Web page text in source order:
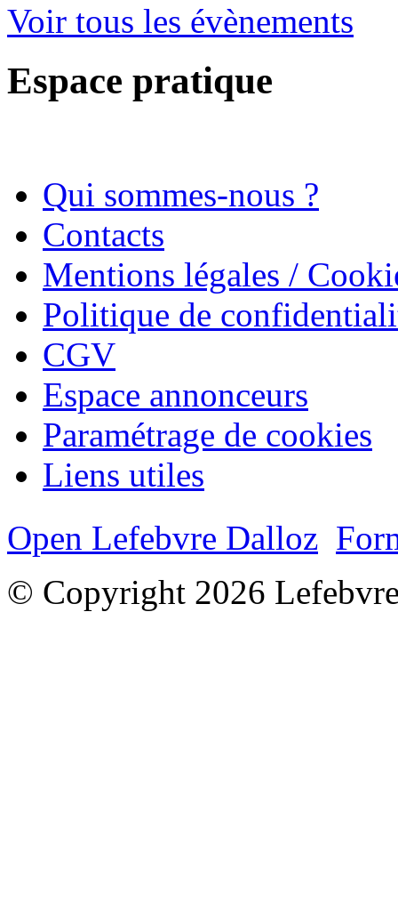
Voir tous les évènements
Espace pratique
Qui sommes-nous ?
Contacts
Mentions légales /
Politique de
CGV
Espace annonceurs
Paramétrage de cookies
Liens utiles
Open Lefebvre Dalloz
© Copyright 2026